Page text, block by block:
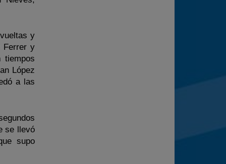
y
Ferrer y
tiempos
López
a las
se llevó
supo